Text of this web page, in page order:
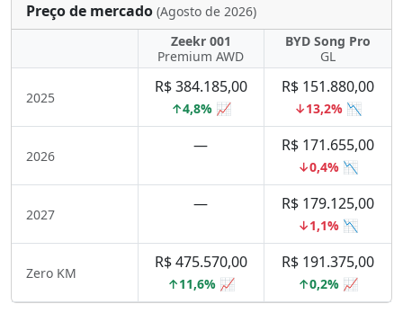
Preço de mercado (Agosto de 2026)
Zeekr 001
Premium AWD
BYD Song Pro
GL
2025
R$ 384.185,00
↑4,8% 📈
R$ 151.880,00
↓13,2% 📉
2026
— R$ 171.655,00
↓0,4% 📉
2027
— R$ 179.125,00
↓1,1% 📉
Zero KM
R$ 475.570,00
↑11,6% 📈
R$ 191.375,00
↑0,2% 📈